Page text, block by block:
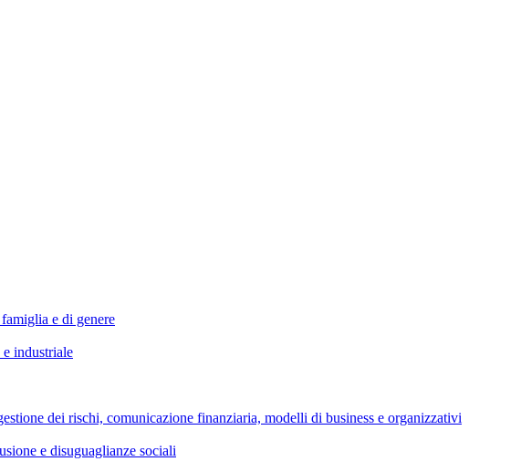
e di genere
industriale
dei rischi, comunicazione finanziaria, modelli di business e organizzativi
e disuguaglianze sociali